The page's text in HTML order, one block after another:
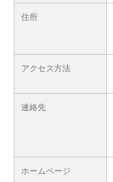
住所
アクセス方法
連絡先
ホームページ